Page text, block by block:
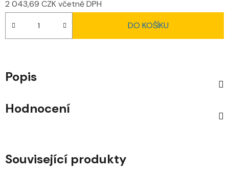
2 043,69 CZK včetně DPH
DO KOŠÍKU
Popis
Hodnocení
Související produkty